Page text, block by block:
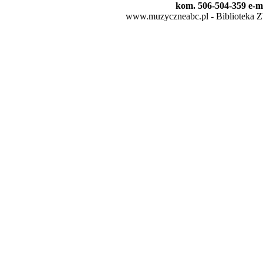
kom. 506-504-359 e-
www.muzyczneabc.pl - Biblioteka